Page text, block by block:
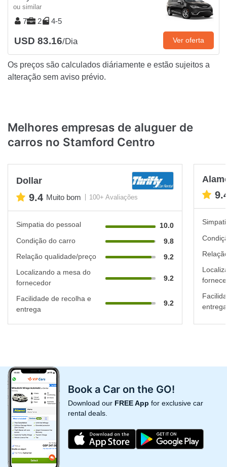
ou similar
7 2 4-5
USD 83.16/Dia Ver oferta
Os preços são calculados diáriamente e estão sujeitos a
alteração sem aviso prévio.
Melhores empresas de aluguer de
carros no Stamford Centro
Dollar
9.4 Muito bom 100+ Avaliações
Simpatia do pessoal
10.0
Condição do carro
9.8
Relação qualidade/preço
9.2
Localizando a mesa do
fornecedor
9.2
Facilidade de recolha e
entrega
9.2
entrega
Book a Car on the GO!
Download our FREE App for exclusive car
rental deals.